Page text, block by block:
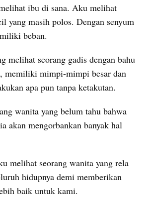
ibu di sana. Aku melihat
yang masih polos. Dengan senyum
beban.
melihat seorang gadis dengan bahu
memiliki mimpi-mimpi besar dan
apa pun tanpa ketakutan.
wanita yang belum tahu bahwa
akan mengorbankan banyak hal
melihat seorang wanita yang rela
hidupnya demi memberikan
baik untuk kami.